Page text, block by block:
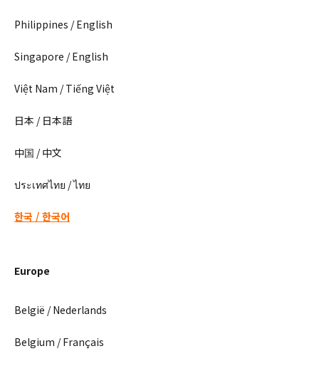
Philippines / English
Singapore / English
Việt Nam / Tiếng Việt
日本 / 日本語
中国 / 中文
ประเทศไทย / ไทย
한국 / 한국어
Europe
België / Nederlands
Belgium / Français